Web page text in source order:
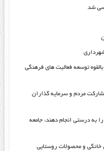
شد
توسعه فعالیت های فرهنگی
مردم و سرمایه گذاران
به درستی انجام دهند، جامعه
خانگی و محصولات روستایی